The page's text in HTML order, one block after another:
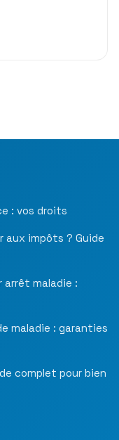
: vos droits
aux impôts ? Guide
arrêt maladie :
maladie : garanties
complet pour bien